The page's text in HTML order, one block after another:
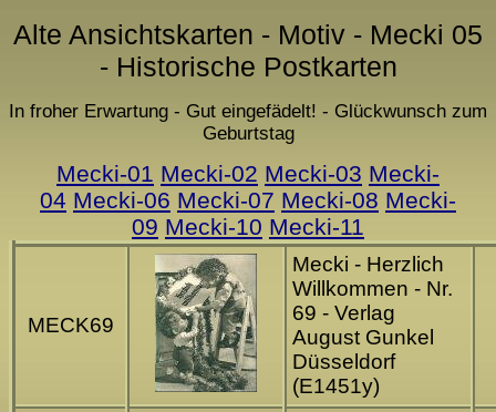
Alte Ansichtskarten - Motiv - Mecki 05
- Historische Postkarten
In froher Erwartung - Gut eingefädelt! - Glückwunsch zum
Geburtstag
Mecki-01 Mecki-02 Mecki-03 Mecki-
04 Mecki-06 Mecki-07 Mecki-08 Mecki-
09 Mecki-10 Mecki-11
MECK69
Mecki - Herzlich
Willkommen - Nr.
69 - Verlag
August Gunkel
Düsseldorf
(E1451y)